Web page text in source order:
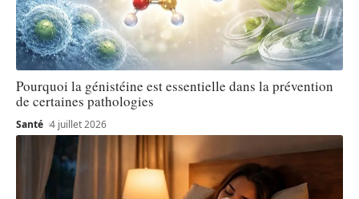
Pourquoi la génistéine est essentielle dans la prévention
de certaines pathologies
Santé 4 juillet 2026